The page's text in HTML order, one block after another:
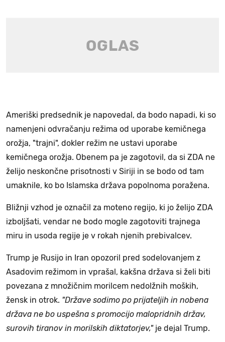
Ameriški predsednik je napovedal, da bodo napadi, ki so
namenjeni odvračanju režima od uporabe kemičnega
orožja, "trajni", dokler režim ne ustavi uporabe
kemičnega orožja. Obenem pa je zagotovil, da si ZDA ne
želijo neskončne prisotnosti v Siriji in se bodo od tam
umaknile, ko bo Islamska država popolnoma poražena.
Bližnji vzhod je označil za moteno regijo, ki jo želijo ZDA
izboljšati, vendar ne bodo mogle zagotoviti trajnega
miru in usoda regije je v rokah njenih prebivalcev.
Trump je Rusijo in Iran opozoril pred sodelovanjem z
Asadovim režimom in vprašal, kakšna država si želi biti
povezana z množičnim morilcem nedolžnih moških,
žensk in otrok. "Države sodimo po prijateljih in nobena
država ne bo uspešna s promocijo malopridnih držav,
surovih tiranov in morilskih diktatorjev,"je dejal Trump.